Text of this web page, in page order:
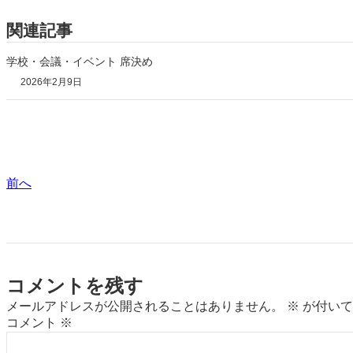
関連記事
学校・会議・イベント 席決め
2026年2月9日
前へ
コメントを残す
メールアドレスが公開されることはありません。 ※ が付い
コメント ※